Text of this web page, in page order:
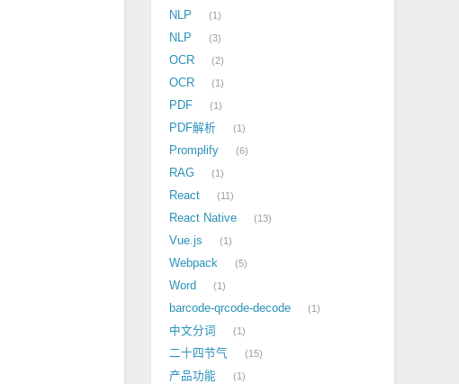
NLP 1
NLP 3
OCR 2
OCR 1
PDF 1
PDF解析 1
Promplify 6
RAG 1
React 11
React Native 13
Vue.js 1
Webpack 5
Word 1
barcode-qrcode-decode 1
中文分词 1
二十四节气 15
产品功能 1